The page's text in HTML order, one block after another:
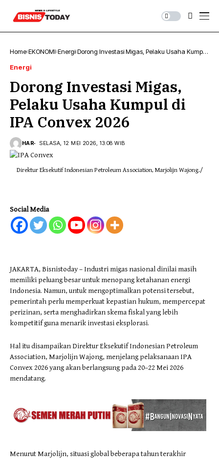
Home EKONOMI Energi Dorong Investasi Migas, Pelaku Usaha Kumpul
Energi
Dorong Investasi Migas,
Pelaku Usaha Kumpul di
IPA Convex 2026
HAR SELASA, 12 MEI 2026, 13:08 WIB
Direktur Eksekutif Indonesian Petroleum Association, Marjolijn Wajong./
Social Media
JAKARTA, Bisnistoday – Industri migas nasional dinilai masih
memiliki peluang besar untuk menopang ketahanan energi
Indonesia. Namun, untuk mengoptimalkan potensi tersebut,
pemerintah perlu memperkuat kepastian hukum, mempercepat
perizinan, serta menghadirkan skema fiskal yang lebih
kompetitif guna menarik investasi eksplorasi.
Hal itu disampaikan Direktur Eksekutif Indonesian Petroleum
Association, Marjolijn Wajong, menjelang pelaksanaan IPA
Convex 2026 yang akan berlangsung pada 20–22 Mei 2026
mendatang.
Menurut Marjolijn, situasi global beberapa tahun terakhir